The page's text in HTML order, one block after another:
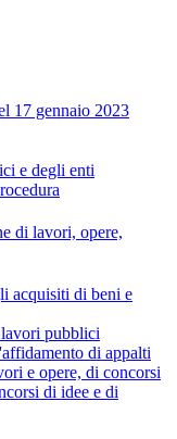
17 gennaio 2023
e degli enti
di lavori, opere,
acquisiti di beni e
pubblici
di appalti
e opere, di concorsi
di idee e di